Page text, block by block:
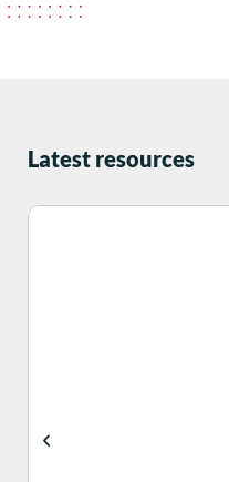
Latest resources